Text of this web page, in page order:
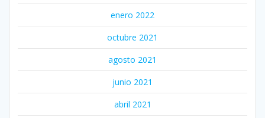
enero 2022
octubre 2021
agosto 2021
junio 2021
abril 2021